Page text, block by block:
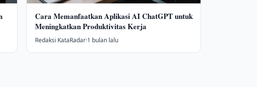
Cara Memanfaatkan Aplikasi AI ChatGPT untuk
Meningkatkan Produktivitas Kerja
Redaksi KataRadar·1 bulan lalu